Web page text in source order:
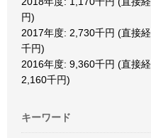
円)
2017年度: 2,730千円 (直接
千円)
2016年度: 9,360千円 (直接
2,160千円)
キーワード